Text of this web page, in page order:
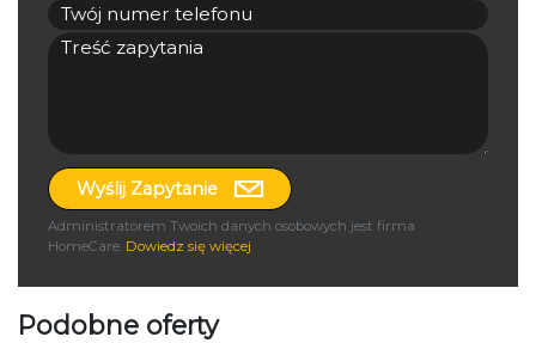
Wyślij Zapytanie
Administratorem Twoich danych osobowych jest firma
HomeCare. Dowiedz się więcej
Podobne oferty